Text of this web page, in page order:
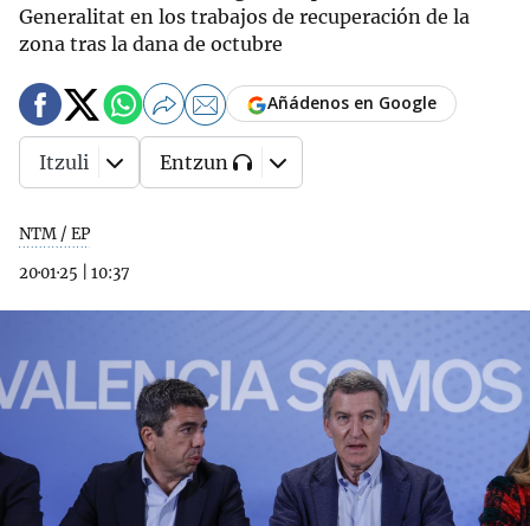
Generalitat en los trabajos de recuperación de la
zona tras la dana de octubre
NTM / EP
20·01·25
10:37
Añádenos en Google
Itzuli Entzun